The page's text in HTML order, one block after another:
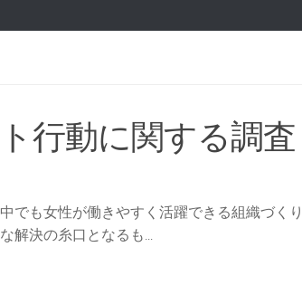
行動に関する調査
でも女性が働きやすく活躍できる組織づく
解決の糸口となるも...